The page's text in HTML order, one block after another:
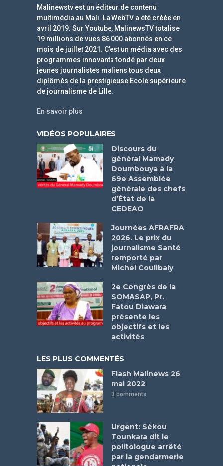
Malinewstv est un éditeur de contenu
multimédia au Mali. La WebTV a été créée en
avril 2019. Sur Youtube, MalinewsTV totalise
19 millions de vues 86 000 abonnés en ce
mois de juillet 2021. C’est un média avec des
programmes innovants fondé par deux
jeunes journalistes maliens tous deux
diplômés de la prestigieuse Ecole supérieure
de journalisme de Lille.
En savoir plus
VIDÉOS POPULAIRES
Discours du
général Mamady
Doumbouya à la
69e Assemblée
générale des chefs
d’État de la
CEDEAO
Journées AFRAFRA
2026. Le prix du
journalisme Santé
remporté par
Michel Coulibaly
2e Congrès de la
SOMASAP, Pr.
Fatou Diawara
présente les
objectifs et les
activités
LES PLUS COMMENTÉS
Flash Malinews 26
mai 2022
3 comments
Urgent: Sékou
Tounkara dit le
politologue arrêté
par la gendarmerie